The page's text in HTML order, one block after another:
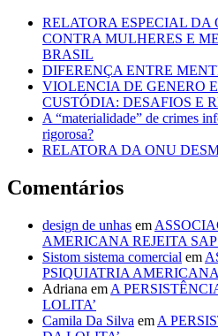
RELATORA ESPECIAL
CONTRA MULHERES E
BRASIL
DIFERENÇA ENTRE
VIOLENCIA DE GENERO
CUSTÓDIA: DESAFIOS E
A “materialidade” de crimes
rigorosa?
RELATORA DA ONU
Comentários
design de unhas em
AMERICANA REJEITA
Sistom sistema comercial em
PSIQUIATRIA
Adriana em A
LOLITA’
Camila Da Silva em A